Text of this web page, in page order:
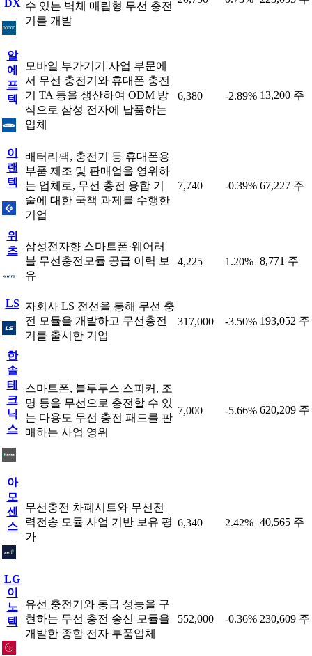
DX 수 있는 벽체 매립형 무선 충전
기를 개발
알
에
프
텍
모바일 부가기기 사업 부문에
서 무선 충전기와 휴대폰 충전
기 TA 등을 생산하여 ODM 방
식으로 삼성 전자에 납품하는
업체
6,380 -2.89% 13,200 주
이
랜
텍
배터리팩, 충전기 등 휴대폰용
부품 제조 및 판매업을 영위하
는 업체로, 무선 충전 융합 기
술에 대한 국책 과제를 수행한
기업
7,740 -0.39% 67,227 주
위
츠
삼성전자향 스마트폰·웨어러
블 무선충전모듈 공급 이력 보
유
4,225 1.20% 8,771 주
LS 자회사 LS 전선을 통해 무선 충
전 모듈을 개발하고 무선충전
기를 출시한 기업
317,000 -3.50% 193,052 주
한
솔
테
크
닉
스
스마트폰, 블루투스 스피커, 조
명 등을 무선으로 충전할 수 있
는 다용도 무선 충전 패드를 판
매하는 사업 영위
7,000 -5.66% 620,209 주
아
모
센
스
무선충전 차폐시트와 무선전
력전송 모듈 사업 기반 보유 평
가
6,340 2.42% 40,565 주
LG
이
노
텍
유선 충전기와 동급 성능을 구
현하는 무선 충전 송신 모듈을
개발한 종합 전자 부품업체
552,000 -0.36% 230,609 주